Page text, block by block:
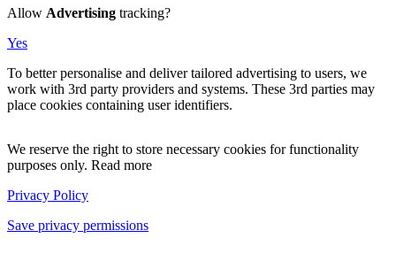
Allow Advertising tracking?
Yes
To better personalise and deliver tailored advertising to users, we
work with 3rd party providers and systems. These 3rd parties may
place cookies containing user identifiers.
We reserve the right to store necessary cookies for functionality
purposes only. Read more
Privacy Policy
Save privacy permissions